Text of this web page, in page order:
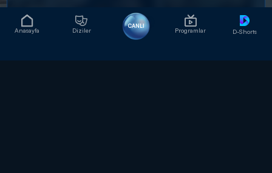
Anasayfa Diziler
CANLI
Programlar D-Shorts